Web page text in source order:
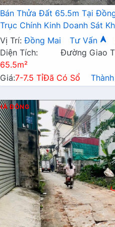
Bán Thửa Đất 65.5m Tại
Trục Chính Kinh Doanh Sát
Sinh Thái Đồng Mai
Vị Trí: Đồng Mai Tư Vấn
Diện Tích:
65.5m²
Đường Giao
Giá:7-7.5 TỉĐã Có Sổ
ĐÔNG